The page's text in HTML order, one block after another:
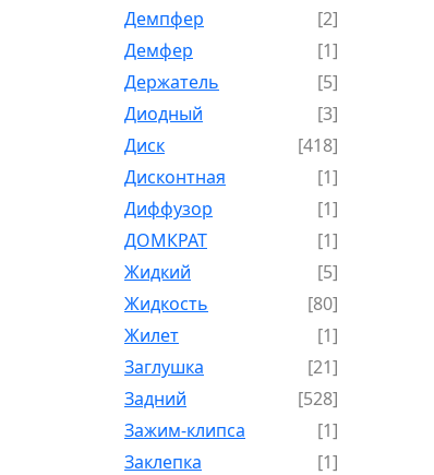
Демпфер
[2]
Демфер
[1]
Держатель
[5]
Диодный
[3]
Диск
[418]
Дисконтная
[1]
Диффузор
[1]
ДОМКРАТ
[1]
Жидкий
[5]
Жидкость
[80]
Жилет
[1]
Заглушка
[21]
Задний
[528]
Зажим-клипса
[1]
Заклепка
[1]